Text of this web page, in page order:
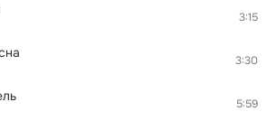
3:15
3:30
5:59